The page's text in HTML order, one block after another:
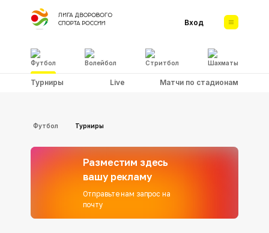
Футбол Волейбол Стритбол Шахматы
Вход
Турниры Live Матчи по стадионам
Футбол Турниры
Разместим здесь
вашу рекламу
Отправьте нам запрос на
почту